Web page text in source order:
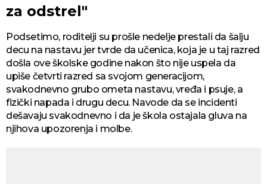
za odstrel"
Podsetimo, roditelji su prošle nedelje prestali da šalju
decu na nastavu jer tvrde da učenica, koja je u taj razred
došla ove školske godine nakon što nije uspela da
upiše četvrti razred sa svojom generacijom,
svakodnevno grubo ometa nastavu, vređa i psuje, a
fizički napada i drugu decu. Navode da se incidenti
dešavaju svakodnevno i da je škola ostajala gluva na
njihova upozorenja i molbe.